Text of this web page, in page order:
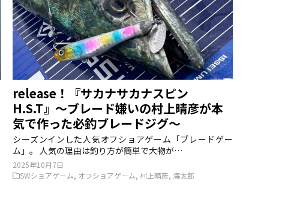
release！『サカナサカナスピン
H.S.T』〜ブレード嫌いの村上晴彦が本
気で作った必釣ブレードジグ〜
シーズンインした人気オフショアゲーム「ブレードゲー
ム」。 人気の理由は釣り方が簡単で大物が…
2025年10月7日
SWショアゲーム, オフショアゲーム, 村上晴彦,海太郎